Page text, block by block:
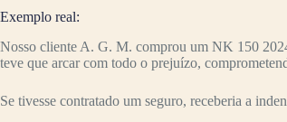
Exemplo real:
Nosso cliente A. G. M. comprou um NK 150
teve que arcar com todo o prejuízo,
Se tivesse contratado um seguro, receberia a